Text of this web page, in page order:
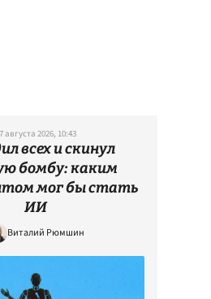
августа 2026, 10:43
всех и скинул
бомбу: каким
мог бы стать
ИИ
Виталий Рюмшин